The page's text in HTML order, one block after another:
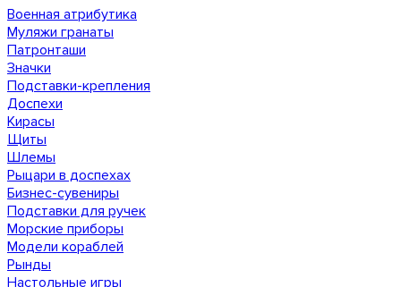
Военная атрибутика
Муляжи гранаты
Патронташи
Значки
Подставки-крепления
Доспехи
Кирасы
Щиты
Шлемы
Рыцари в доспехах
Бизнес-сувениры
Подставки для ручек
Морские приборы
Модели кораблей
Рынды
Настольные игры